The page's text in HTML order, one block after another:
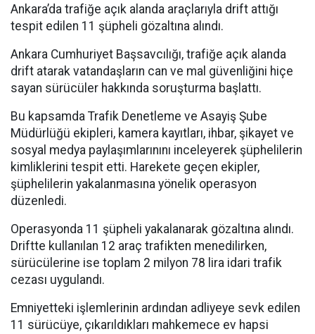
Ankara’da trafiğe açık alanda araçlarıyla drift attığı
tespit edilen 11 şüpheli gözaltına alındı.
Ankara Cumhuriyet Başsavcılığı, trafiğe açık alanda
drift atarak vatandaşların can ve mal güvenliğini hiçe
sayan sürücüler hakkında soruşturma başlattı.
Bu kapsamda Trafik Denetleme ve Asayiş Şube
Müdürlüğü ekipleri, kamera kayıtları, ihbar, şikayet ve
sosyal medya paylaşımlarınını inceleyerek şüphelilerin
kimliklerini tespit etti. Harekete geçen ekipler,
şüphelilerin yakalanmasına yönelik operasyon
düzenledi.
Operasyonda 11 şüpheli yakalanarak gözaltına alındı.
Driftte kullanılan 12 araç trafikten menedilirken,
sürücülerine ise toplam 2 milyon 78 lira idari trafik
cezası uygulandı.
Emniyetteki işlemlerinin ardından adliyeye sevk edilen
11 sürücüye, çıkarıldıkları mahkemece ev hapsi